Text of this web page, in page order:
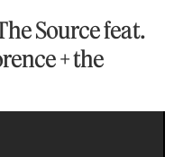
Source feat.
+ the